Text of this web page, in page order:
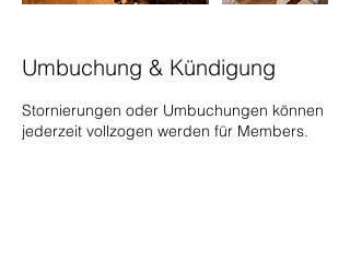
Umbuchung & Kündigung
Stornierungen oder Umbuchungen können
jederzeit vollzogen werden für Members.